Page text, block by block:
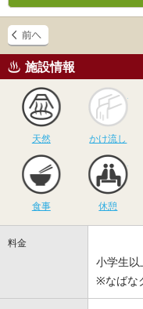
施設情報
天然 かけ流し
食事 休憩
料金
小学生
※なばな